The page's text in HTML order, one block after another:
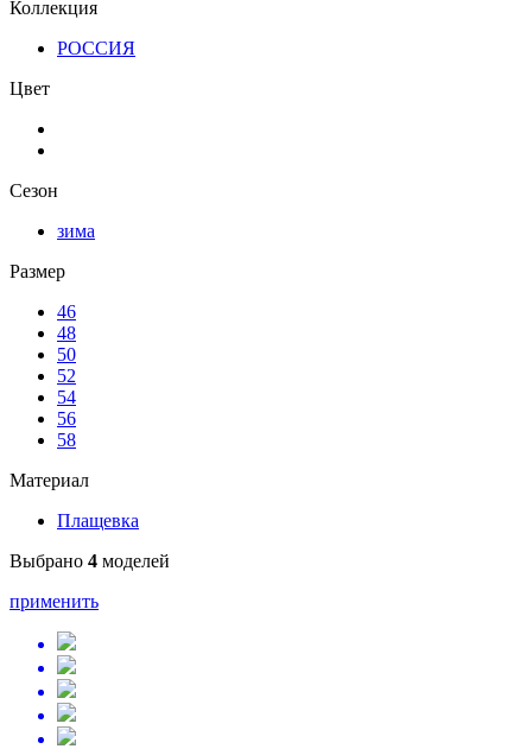
Коллекция
РОССИЯ
Цвет
Сезон
зима
Размер
46
48
50
52
54
56
58
Материал
Плащевка
Выбрано 4 моделей
применить